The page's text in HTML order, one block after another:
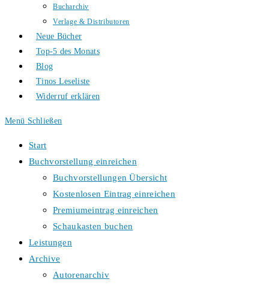
Bucharchiv
Verlage & Distributoren
Neue Bücher
Top-5 des Monats
Blog
Tinos Leseliste
Widerruf erklären
Menü Schließen
Start
Buchvorstellung einreichen
Buchvorstellungen Übersicht
Kostenlosen Eintrag einreichen
Premiumeintrag einreichen
Schaukasten buchen
Leistungen
Archive
Autorenarchiv